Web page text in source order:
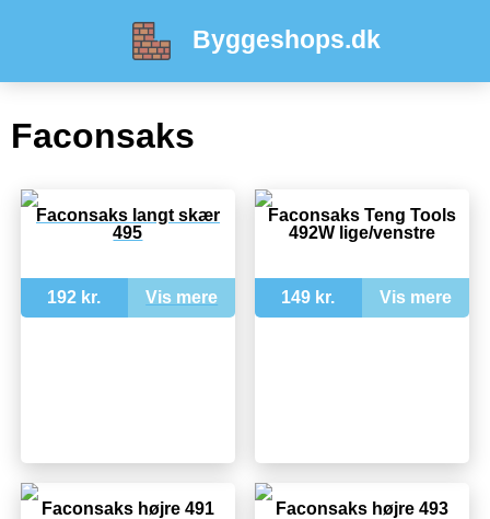
Byggeshops.dk
Faconsaks
Faconsaks langt skær
495
192 kr. Vis mere
Faconsaks Teng Tools
492W lige/venstre
149 kr. Vis mere
Faconsaks højre 491 Faconsaks højre 493